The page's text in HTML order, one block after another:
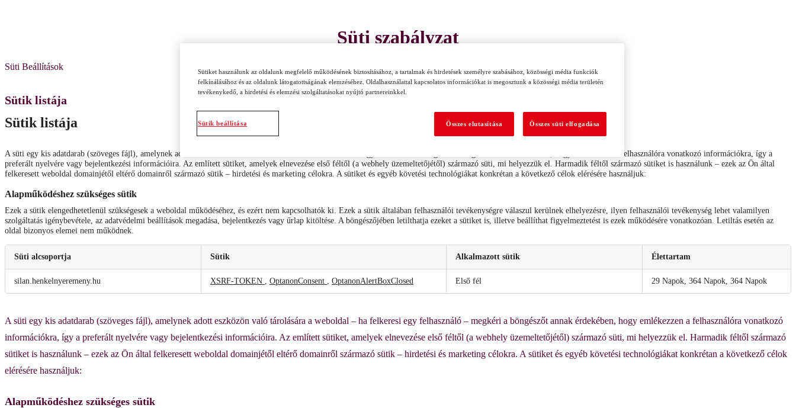
Süti szabályzat
Süti Beállítások
Sütik listája
Sütik listája
A süti egy kis adatdarab (szöveges fájl), amelynek adott eszközön való tárolására a weboldal – ha felkeresi egy felhasználó – megkéri a böngészőt annak érdekében, hogy emlékezzen a felhasználóra vonatkozó információkra, így a
preferált nyelvére vagy bejelentkezési információira. Az említett sütiket, amelyek elnevezése első féltől (a webhely üzemeltetőjétől) származó süti, mi helyezzük el. Harmadik féltől származó sütiket is használunk – ezek az Ön által
felkeresett weboldal domainjétől eltérő domainről származó sütik – hirdetési és marketing célokra. A sütiket és egyéb követési technológiákat konkrétan a következő célok elérésére használjuk:
Alapműködéshez szükséges sütik
Ezek a sütik elengedhetetlenül szükségesek a weboldal működéséhez, és ezért nem kapcsolhatók ki. Ezek a sütik általában felhasználói tevékenységre válaszul kerülnek elhelyezésre, ilyen felhasználói tevékenység lehet valamilyen
szolgáltatás igénybevétele, az adatvédelmi beállítások megadása, bejelentkezés vagy űrlap kitöltése. A böngészőjében letilthatja ezeket a sütiket is, illetve beállíthat figyelmeztetést is ezek működésére vonatkozóan. Letiltás esetén az
oldal bizonyos elemei nem működnek.
szükséges
sütik
Süti alcsoportja Sütik Alkalmazott sütik Élettartam
silan.henkelnyeremeny.hu XSRF-TOKEN OptanonConsent OptanonAlertBoxClosed Első fél 29 Napok, 364 Napok, 364 Napok
A süti egy kis adatdarab (szöveges fájl), amelynek adott eszközön való tárolására a weboldal – ha felkeresi egy felhasználó – megkéri a böngészőt annak érdekében, hogy emlékezzen a felhasználóra vonatkozó
információkra, így a preferált nyelvére vagy bejelentkezési információira. Az említett sütiket, amelyek elnevezése első féltől (a webhely üzemeltetőjétől) származó süti, mi helyezzük el. Harmadik féltől származó
sütiket is használunk – ezek az Ön által felkeresett weboldal domainjétől eltérő domainről származó sütik – hirdetési és marketing célokra. A sütiket és egyéb követési technológiákat konkrétan a következő célok
elérésére használjuk:
Alapműködéshez szükséges sütik
Sütiket használunk az oldalunk megfelelő működésének biztosításához, a tartalmak és hirdetések személyre szabásához, közösségi média funkciók
felkínálásához és az oldalunk látogatottságának elemzéséhez. Oldalhasználattal kapcsolatos információkat is megosztunk a közösségi média területén
tevékenykedő, a hirdetési és elemzési szolgáltatásokat nyújtó partnereinkkel.
Sütik beállítása Összes elutasítása Összes süti elfogadása